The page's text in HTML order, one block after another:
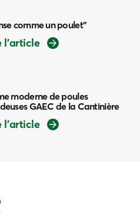
comme un poulet"
l’article
moderne de poules
GAEC de la Cantinière
l’article